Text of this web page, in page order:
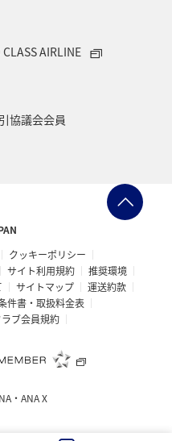
AIRLINE
協議会会員
クッキーポリシー
サイト利用規約
推奨環境
サイトマップ
運送約款
件書・取扱料金表
ブ会員規約
・ANA X